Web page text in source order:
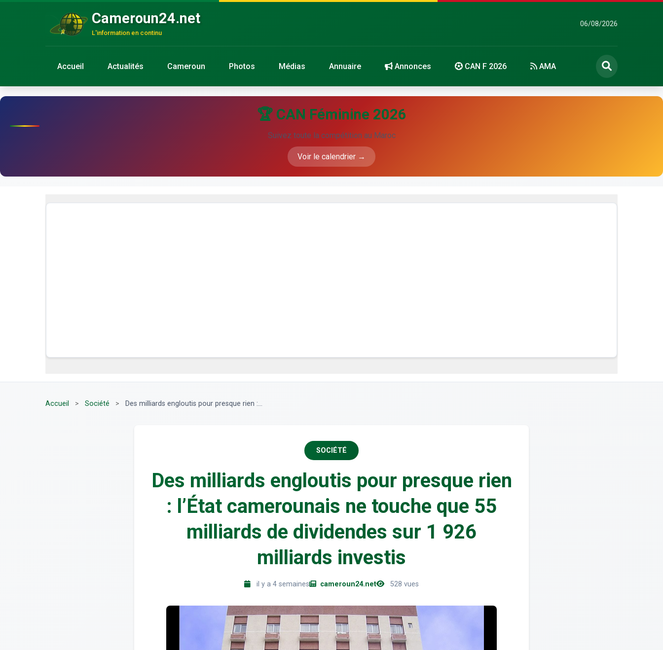
Cameroun24.net
L'information en continu
06/08/2026
Accueil Actualités Cameroun Photos Médias Annuaire Annonces CAN F 2026 AMA
🏆 CAN Féminine 2026
Suivez toute la compétition au Maroc
Voir le calendrier →
Accueil > Société > Des milliards engloutis pour presque rien :...
SOCIÉTÉ
Des milliards engloutis pour presque rien
: l’État camerounais ne touche que 55
milliards de dividendes sur 1 926
milliards investis
il y a 4 semaines cameroun24.net 528 vues